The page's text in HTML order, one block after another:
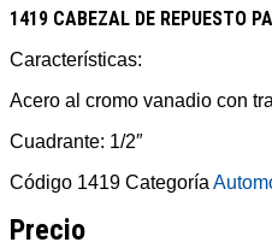
1419 CABEZAL DE REPUESTO
Características:
Acero al cromo vanadio con
Cuadrante: 1/2″
Código 1419 Categoría
Precio